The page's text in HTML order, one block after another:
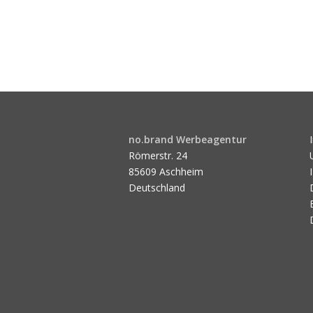
no.brand Werbeagentur
Römerstr. 24
85609 Aschheim
Deutschland